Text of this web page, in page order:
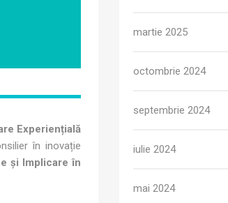
Experiențială
în inovație
și Implicare în
martie 2025
octombrie 2024
septembrie 2024
iulie 2024
mai 2024